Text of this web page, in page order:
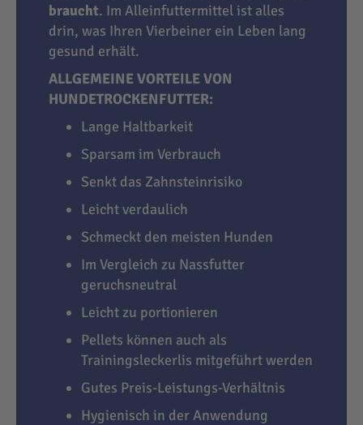
braucht. Im Alleinfuttermittel ist alles
drin, was Ihren Vierbeiner ein Leben lang
gesund erhält.
ALLGEMEINE VORTEILE VON
HUNDETROCKENFUTTER:
Lange Haltbarkeit
Sparsam im Verbrauch
Senkt das Zahnsteinrisiko
Leicht verdaulich
Schmeckt den meisten Hunden
Im Vergleich zu Nassfutter
geruchsneutral
Leicht zu portionieren
Pellets können auch als
Trainingsleckerlis mitgeführt werden
Gutes Preis-Leistungs-Verhältnis
Hygienisch in der Anwendung